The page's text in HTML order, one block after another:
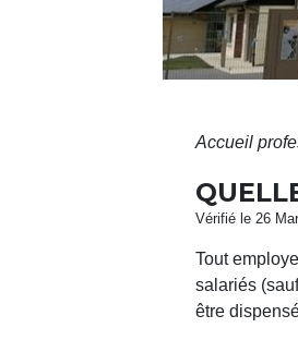
Accueil
Vérifié le 26
Tout
salariés
être